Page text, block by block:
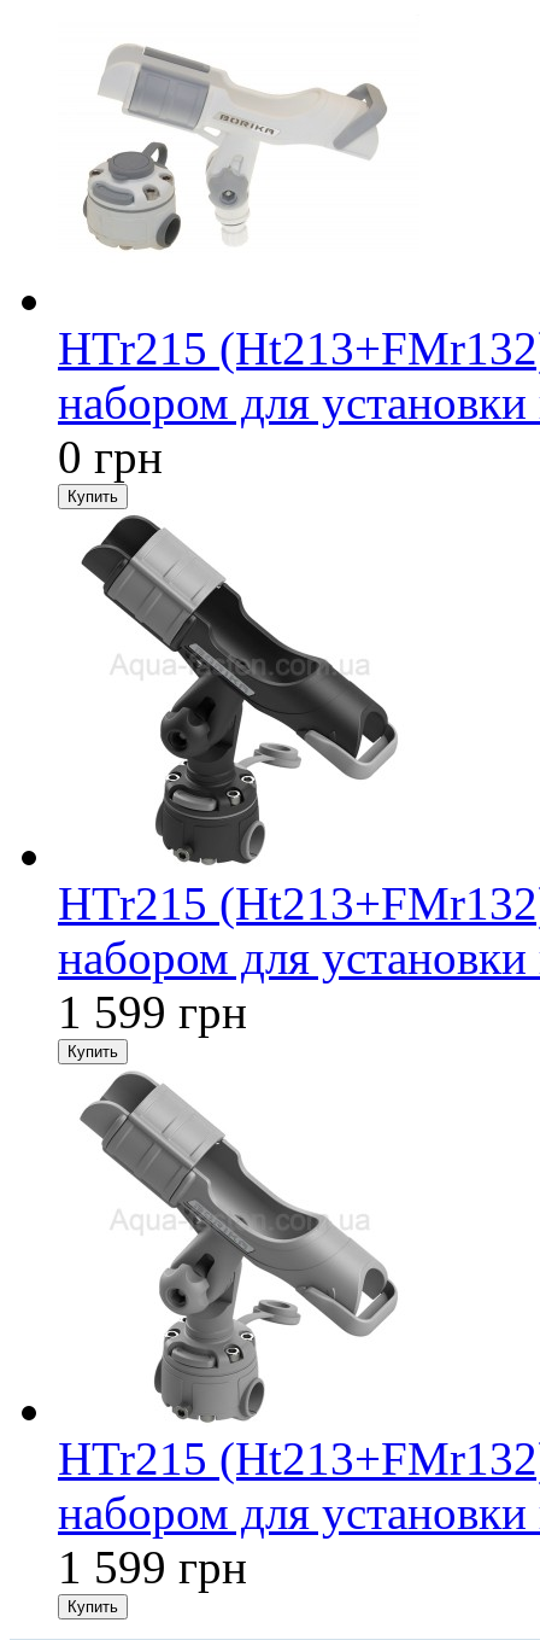
HTr215
набором для
0 грн
HTr215
набором для
1 599 грн
HTr215
набором для
1 599 грн